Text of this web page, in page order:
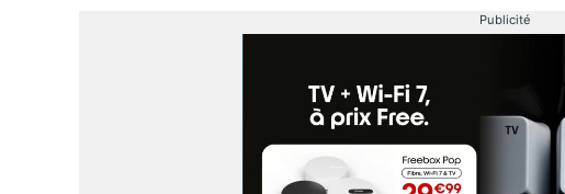
Publicité